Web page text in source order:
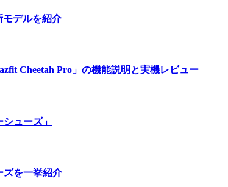
モデルを紹介
Cheetah Pro」の機能説明と実機レビュー
ューズ」
ズを一挙紹介